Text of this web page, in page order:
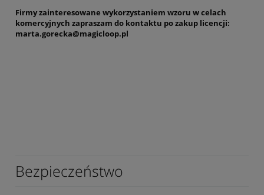
Firmy zainteresowane wykorzystaniem wzoru w celach
komercyjnych zapraszam do kontaktu po zakup licencji:
marta.gorecka@magicloop.pl
Bezpieczeństwo